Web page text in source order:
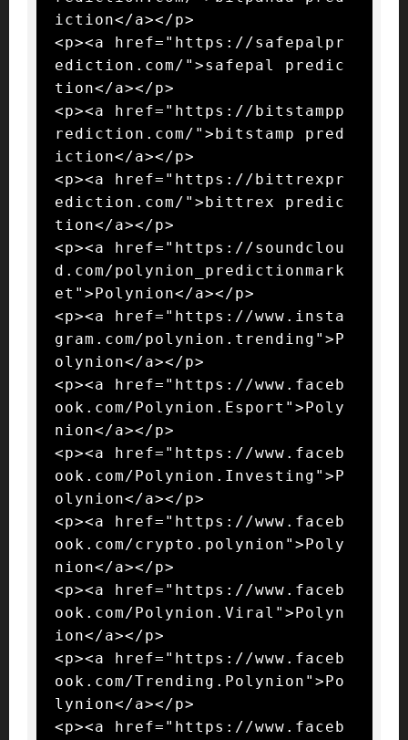
iction</a></p>
<p><a href="https://safepalpr
ediction.com/">safepal predic
tion</a></p>
<p><a href="https://bitstampp
rediction.com/">bitstamp pred
iction</a></p>
<p><a href="https://bittrexpr
ediction.com/">bittrex predic
tion</a></p>
<p><a href="https://soundclou
d.com/polynion_predictionmark
et">Polynion</a></p>
<p><a href="https://www.insta
gram.com/polynion.trending">P
olynion</a></p>
<p><a href="https://www.faceb
ook.com/Polynion.Esport">Poly
nion</a></p>
<p><a href="https://www.faceb
ook.com/Polynion.Investing">P
olynion</a></p>
<p><a href="https://www.faceb
ook.com/crypto.polynion">Poly
nion</a></p>
<p><a href="https://www.faceb
ook.com/Polynion.Viral">Polyn
ion</a></p>
<p><a href="https://www.faceb
ook.com/Trending.Polynion">Po
lynion</a></p>
<p><a href="https://www.faceb